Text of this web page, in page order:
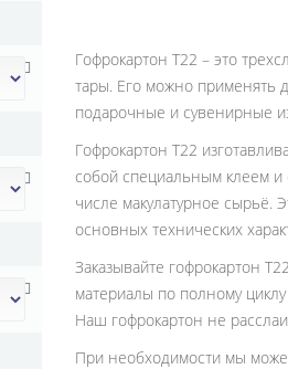
2000 шт. или более
Гофрокартон Т22 – это
тары. Его можно применять
подарочные и сувенирные
Гофрокартон Т22
собой специальным клеем и
числе макулатурное сырьё.
основных технических
Заказывайте гофрокартон
материалы по полному
Наш гофрокартон не
При необходимости мы